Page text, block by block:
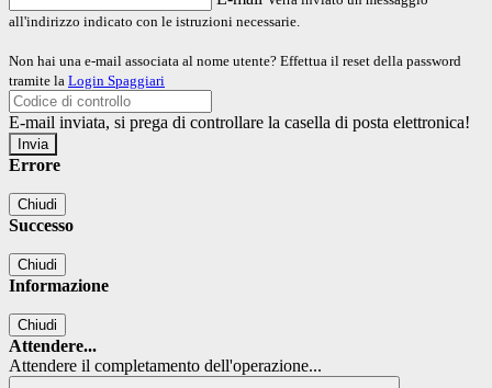
all'indirizzo indicato con le istruzioni necessarie.
Non hai una e-mail associata al nome utente? Effettua il reset della password
tramite la Login Spaggiari
E-mail inviata, si prega di controllare la casella di posta elettronica!
Errore
Chiudi
Successo
Chiudi
Informazione
Chiudi
Attendere...
Attendere il completamento dell'operazione...